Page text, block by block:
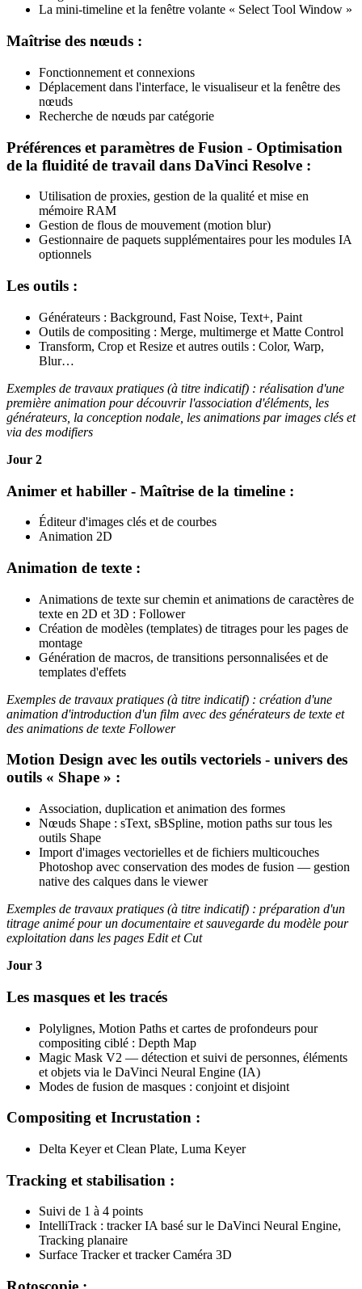
La mini-timeline et la fenêtre volante « Select Tool Window »
Maîtrise des nœuds :
Fonctionnement et connexions
Déplacement dans l'interface, le visualiseur et la fenêtre des
nœuds
Recherche de nœuds par catégorie
Préférences et paramètres de Fusion - Optimisation
de la fluidité de travail dans DaVinci Resolve :
Utilisation de proxies, gestion de la qualité et mise en
mémoire RAM
Gestion de flous de mouvement (motion blur)
Gestionnaire de paquets supplémentaires pour les modules IA
optionnels
Les outils :
Générateurs : Background, Fast Noise, Text+, Paint
Outils de compositing : Merge, multimerge et Matte Control
Transform, Crop et Resize et autres outils : Color, Warp,
Blur…
Exemples de travaux pratiques (à titre indicatif) : réalisation d'une
première animation pour découvrir l'association d'éléments, les
générateurs, la conception nodale, les animations par images clés et
via des modifiers
Jour 2
Animer et habiller - Maîtrise de la timeline :
Éditeur d'images clés et de courbes
Animation 2D
Animation de texte :
Animations de texte sur chemin et animations de caractères de
texte en 2D et 3D : Follower
Création de modèles (templates) de titrages pour les pages de
montage
Génération de macros, de transitions personnalisées et de
templates d'effets
Exemples de travaux pratiques (à titre indicatif) : création d'une
animation d'introduction d'un film avec des générateurs de texte et
des animations de texte Follower
Motion Design avec les outils vectoriels - univers des
outils « Shape » :
Association, duplication et animation des formes
Nœuds Shape : sText, sBSpline, motion paths sur tous les
outils Shape
Import d'images vectorielles et de fichiers multicouches
Photoshop avec conservation des modes de fusion — gestion
native des calques dans le viewer
Exemples de travaux pratiques (à titre indicatif) : préparation d'un
titrage animé pour un documentaire et sauvegarde du modèle pour
exploitation dans les pages Edit et Cut
Jour 3
Les masques et les tracés
Polylignes, Motion Paths et cartes de profondeurs pour
compositing ciblé : Depth Map
Magic Mask V2 — détection et suivi de personnes, éléments
et objets via le DaVinci Neural Engine (IA)
Modes de fusion de masques : conjoint et disjoint
Compositing et Incrustation :
Delta Keyer et Clean Plate, Luma Keyer
Tracking et stabilisation :
Suivi de 1 à 4 points
IntelliTrack : tracker IA basé sur le DaVinci Neural Engine,
Tracking planaire
Surface Tracker et tracker Caméra 3D